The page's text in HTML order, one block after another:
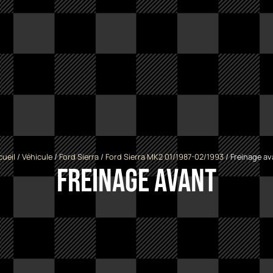
/ Véhicule/Ford Sierra/ Ford Sierra MK2 01/1987-02/1993/ Freinage
Freinage avant